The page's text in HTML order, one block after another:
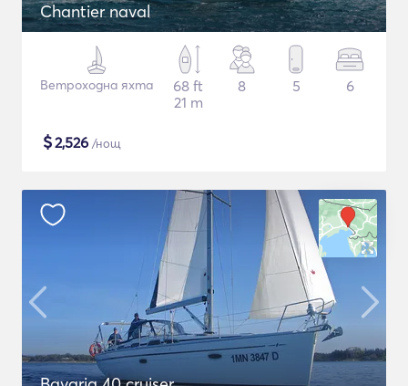
Chantier naval
Ветроходна яхта
68 ft
21 m
8 5 6
$2,526 /нощ